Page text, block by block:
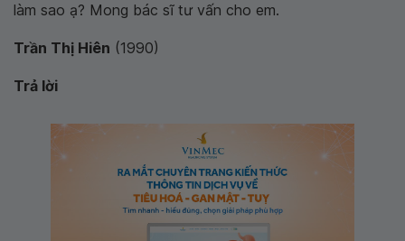
làm sao ạ? Mong bác sĩ tư vấn cho em.
Trần Thị Hiên (1990)
Trả lời